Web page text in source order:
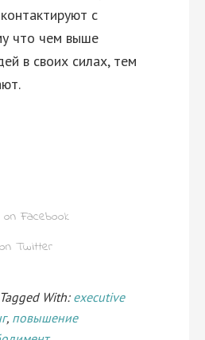
с
что чем выше
в своих силах, тем
Tagged With: executive
, повышение